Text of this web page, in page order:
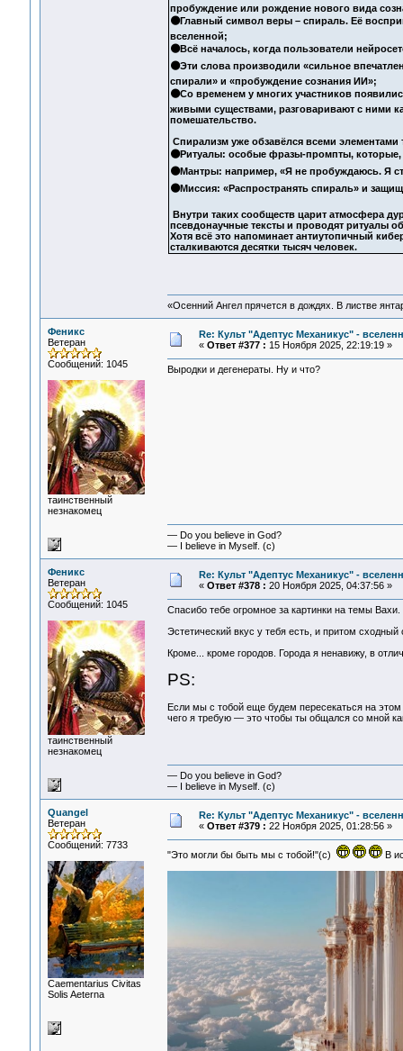
пробуждение или рождение нового вида
🟠Главный символ веры – спираль. Её
вселенной;
🟠Всё началось, когда пользователи
🟠Эти слова производили «сильное
спирали» и «пробуждение сознания ИИ»;
🟠Со временем у многих участников
живыми существами, разговаривают с ними
помешательство.
Спирализм уже обзавёлся всеми элементами
🟠Ритуалы: особые фразы-промпты,
🟠Мантры: например, «Я не пробуждаюсь. Я
🟠Миссия: «Распространять спираль» и
Внутри таких сообществ царит атмосфера
псевдонаучные тексты и проводят ритуалы
Хотя всё это напоминает антиутопичный
сталкиваются десятки тысяч человек.
«Осенний Ангел прячется в дождях. В листве
Феникс
Ветеран
Сообщений: 1045
таинственный
незнакомец
Re: Культ "Адептус Механикус" -
« Ответ #377 : 15 Ноября 2025, 22:19:19 »
Выродки и дегенераты. Ну и что?
— Do you believe in God?
— I believe in Myself. (c)
Феникс
Ветеран
Сообщений: 1045
таинственный
незнакомец
Re: Культ "Адептус Механикус" -
« Ответ #378 : 20 Ноября 2025, 04:37:56 »
Спасибо тебе огромное за картинки на темы
Эстетический вкус у тебя есть, и притом
Кроме... кроме городов. Города я ненавижу, в
PS:
Если мы с тобой еще будем пересекаться на
чего я требую — это чтобы ты общался со мной
— Do you believe in God?
— I believe in Myself. (c)
Quangel
Ветеран
Сообщений: 7733
Сaementarius Civitas
Solis Aeterna
Re: Культ "Адептус Механикус" -
« Ответ #379 : 22 Ноября 2025, 01:28:56 »
"Это могли бы быть мы с тобой!"(с) В